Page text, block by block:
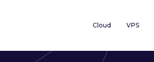
Cloud VPS